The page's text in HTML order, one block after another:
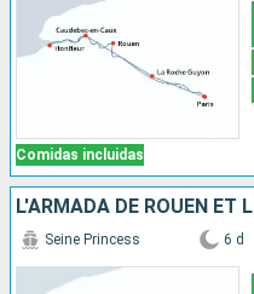
Comidas incluidas
Seine Princess 6 d